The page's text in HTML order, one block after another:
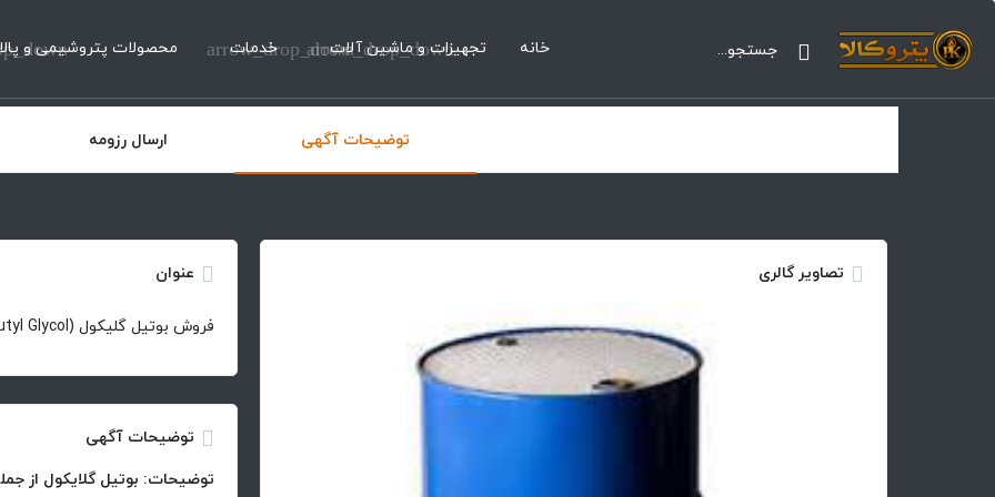
خانه تجهیزات و ماشین آلات
arrow_drop_down خدمات
arrow_drop_down محصولات پتروشیمی و
توضیحات آگهی ارسال رزومه
تصاویر گالری عنوان
فروش بوتیل گلیکول (Butyl Glycol)
توضیحات آگهی
توضیحات: بوتیل گلایکول از